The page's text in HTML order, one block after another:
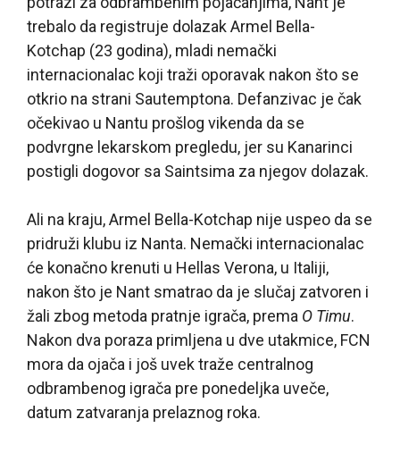
trebalo da registruje dolazak Armel Bella-
Kotchap (23 godina), mladi nemački
internacionalac koji traži oporavak nakon što se
otkrio na strani Sautemptona. Defanzivac je čak
očekivao u Nantu prošlog vikenda da se
podvrgne lekarskom pregledu, jer su Kanarinci
postigli dogovor sa Saintsima za njegov dolazak.
Ali na kraju, Armel Bella-Kotchap nije uspeo da se
pridruži klubu iz Nanta. Nemački internacionalac
će konačno krenuti u Hellas Verona, u Italiji,
nakon što je Nant smatrao da je slučaj zatvoren i
žali zbog metoda pratnje igrača, prema O Timu.
Nakon dva poraza primljena u dve utakmice, FCN
mora da ojača i još uvek traže centralnog
odbrambenog igrača pre ponedeljka uveče,
datum zatvaranja prelaznog roka.